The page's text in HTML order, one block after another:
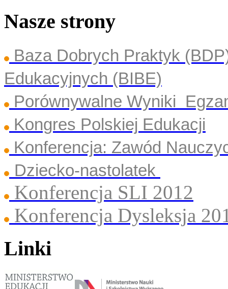
Nasze strony
Baza Dobrych Praktyk
Edukacyjnych (BIBE)
Porównywalne Wyniki
Kongres Polskiej Edukacji
Konferencja: Zawód
Dziecko-nastolatek
Konferencja SLI 2012
Konferencja Dysleksja
Linki